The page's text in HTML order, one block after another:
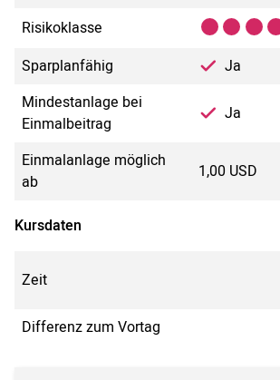
Risikoklasse
Sparplanfähig
Ja
Mindestanlage bei
Einmalbeitrag
Ja
Einmalanlage möglich
ab
1,00 USD
Kursdaten
Zeit
Differenz zum Vortag